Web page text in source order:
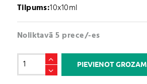
Tilpums:10x10ml
Noliktavā 5 prece/-es
Žeņšeņs
PIEVIENOT GROZAM